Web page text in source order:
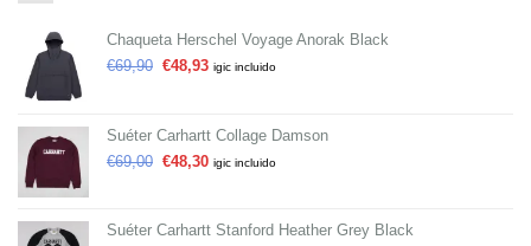
Chaqueta Herschel Voyage Anorak Black
€69,90 €48,93 igic incluido
Suéter Carhartt Collage Damson
€69,00 €48,30 igic incluido
Suéter Carhartt Stanford Heather Grey Black